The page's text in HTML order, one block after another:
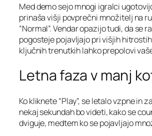
Med demo sejo mnogi igralci
prinaša višji povprečni množitelj na
“Normal”. Vendar opazijo tudi, da se
pogosteje pojavljajo pri višjih
ključnih trenutkih lahko prepolovi
Letna faza v manj
Ko kliknete “Play”, se letalo vzpne in
nekaj sekundah bo videti, kako se
dviguje, medtem ko se pojavljajo